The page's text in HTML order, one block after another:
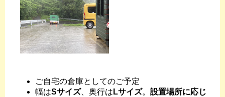
ご自宅の倉庫としてのご予定
幅はSサイズ、奥行は Lサイズ。 設置場所に応じ